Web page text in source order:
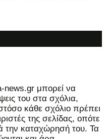
news.gr μπορεί να
του στα σχόλια,
κάθε σχόλιο πρέπει
της σελίδας, οπότε
την καταχώρησή του. Τα